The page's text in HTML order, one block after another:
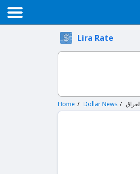
Lira Rate
Home Dollar News